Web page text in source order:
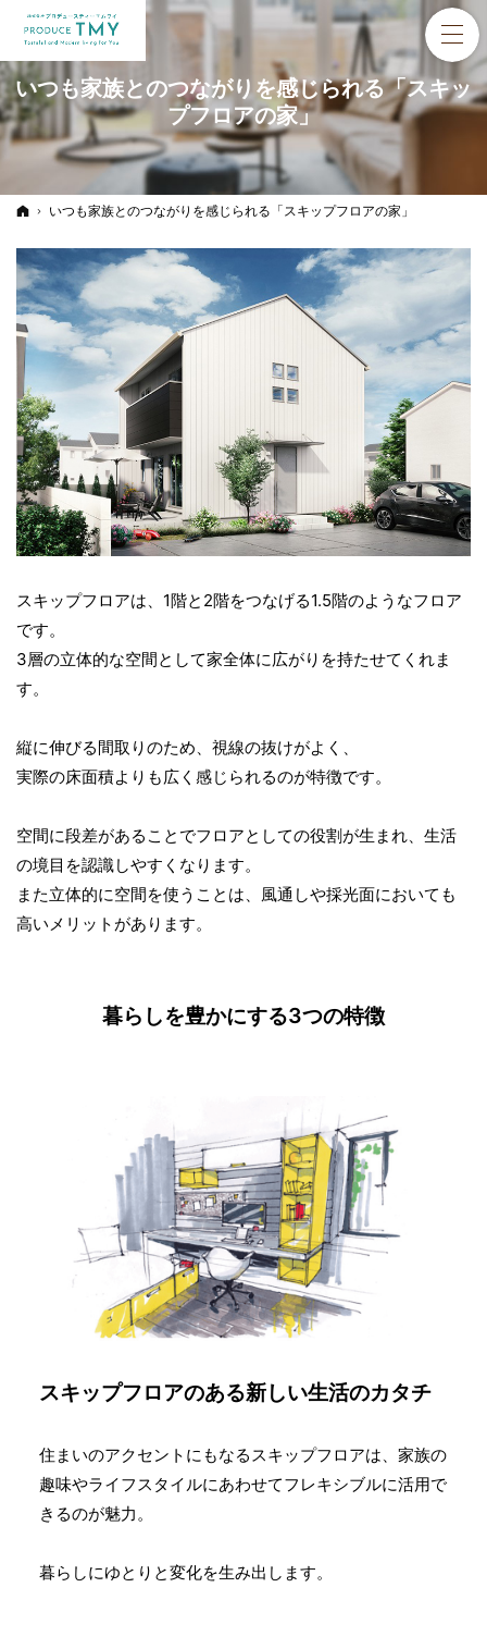
いつも家族とのつながりを感じられる「スキッ
プフロアの家」
ホーム
いつも家族とのつながりを感じられる「スキップフロアの家」
スキップフロアは、1階と2階をつなげる1.5階のようなフロア
です。
3層の立体的な空間として家全体に広がりを持たせてくれま
す。
縦に伸びる間取りのため、視線の抜けがよく、
実際の床面積よりも広く感じられるのが特徴です。
空間に段差があることでフロアとしての役割が生まれ、生活
の境目を認識しやすくなります。
また立体的に空間を使うことは、風通しや採光面においても
高いメリットがあります。
暮らしを豊かにする3つの特徴
スキップフロアのある新しい生活のカタチ
住まいのアクセントにもなるスキップフロアは、家族の
趣味やライフスタイルにあわせてフレキシブルに活用で
きるのが魅力。
暮らしにゆとりと変化を生み出します。